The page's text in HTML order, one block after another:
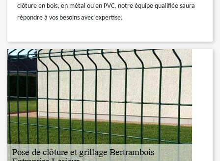
clôture en bois, en métal ou en PVC, notre équipe qualifiée saura
répondre à vos besoins avec expertise.